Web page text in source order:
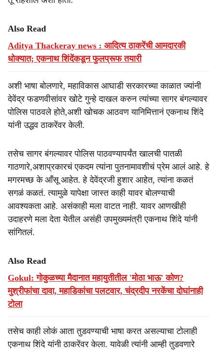
Also Read
Aditya Thackeray news : आदित्य ठाकरेंची आमदारकी
धोक्यात; एकनाथ शिंदेंकडून फुलप्रूफ तयारी
अशी भाषा बोलणारे, महाविकास आघाडी सरकारच्या काळात ज्यांनी
देवेंद्र फडणवीसांवर खोटे गुन्हे दाखल करुन त्यांच्या सागर बंगल्यावर
पोलिस पाठवले होते,अशी खोचक आठवण यानिमित्तानं एकनाथ शिंदे
यांनी उद्धव ठाकरेंवर केली.
तसेच सागर बंगल्यावर पोलिस पाठवण्यापर्यंत खालची पातळी
गाठणारे,अशाप्रकारचं एकदम त्यांना पुतनामावशीचं प्रेम आलं आहे. हे
मगरमच्छ के आँसू आहेत. हे देवेंद्रजी हुशार आहेत, त्यांना कळतं
सगळं कळतं. त्यामुळे यापेक्षा जास्त काही यावर बोलण्याची
आवश्यकता आहे. असंकाही मला वाटत नाही. यावर आणखीही
उदाहरणे मला देता येतील असंही उपमुख्यमंत्री एकनाथ शिंदे यांनी
सांगितलं.
Also Read
Gokul: गोकुळच्या मैदानात महायुतीतील 'मोठा भाऊ' कोण?
मुश्रीफांचा दावा, महाडिकांचा पलटवार, चंद्रदीप नरकेंचा दोघांनाही
टोला
तसेच काही लोकं आता तुडवण्याची भाषा करत असल्याचा टोलाही
एकनाथ शिंदे यांनी ठाकरेंवर केला. यावेळी त्यांनी आम्ही तुडवणारे